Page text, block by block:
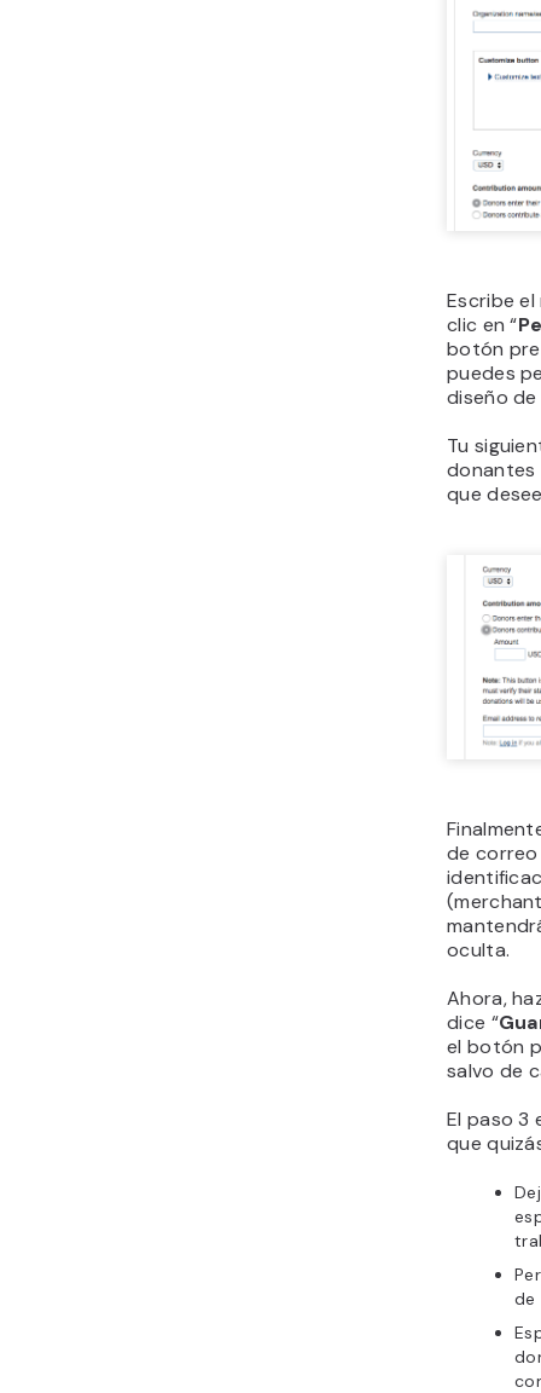
Escribe
clic en “
botón
puedes
diseño
Tu
donantes
que
de
oculta.
Ahora,
dice “
el botón
salvo de
El paso 3
que
de